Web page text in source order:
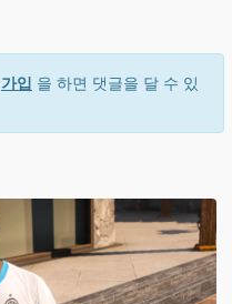
가입 을 하면 댓글을 달 수 있